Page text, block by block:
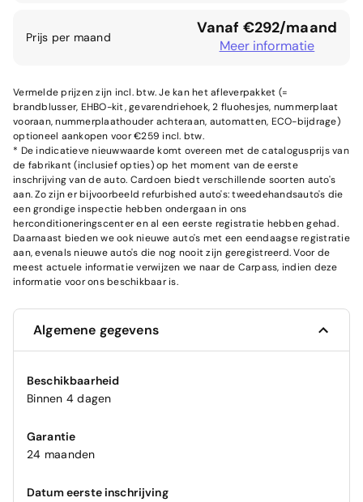
Prijs per maand Vanaf €292/maand
Meer informatie
Vermelde prijzen zijn incl. btw. Je kan het afleverpakket (=
brandblusser, EHBO-kit, gevarendriehoek, 2 fluohesjes, nummerplaat
vooraan, nummerplaathouder achteraan, automatten, ECO-bijdrage)
optioneel aankopen voor €259 incl. btw.
* De indicatieve nieuwwaarde komt overeen met de catalogusprijs van
de fabrikant (inclusief opties) op het moment van de eerste
inschrijving van de auto. Cardoen biedt verschillende soorten auto's
aan. Zo zijn er bijvoorbeeld refurbished auto's: tweedehandsauto's die
een grondige inspectie hebben ondergaan in ons
herconditioneringscenter en al een eerste registratie hebben gehad.
Daarnaast bieden we ook nieuwe auto's met een eendaagse registratie
aan, evenals nieuwe auto's die nog nooit zijn geregistreerd. Voor de
meest actuele informatie verwijzen we naar de Carpass, indien deze
informatie voor ons beschikbaar is.
Algemene gegevens
Beschikbaarheid
Binnen 4 dagen
Garantie
24 maanden
Datum eerste inschrijving